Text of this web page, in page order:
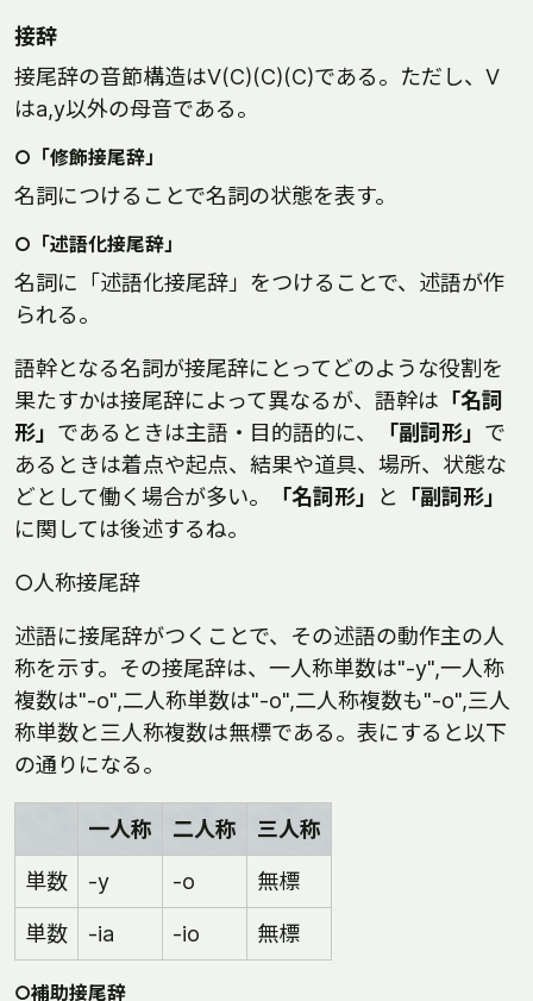
接辞
接尾辞の音節構造はV(C)(C)(C)である。ただし、V
はa,y以外の母音である。
○「修飾接尾辞」
名詞につけることで名詞の状態を表す。
○「述語化接尾辞」
名詞に「述語化接尾辞」をつけることで、述語が作
られる。
語幹となる名詞が接尾辞にとってどのような役割を
果たすかは接尾辞によって異なるが、語幹は 「名詞
形」 であるときは主語・目的語的に、 「副詞形」 で
あるときは着点や起点、結果や道具、場所、状態な
どとして働く場合が多い。
「名詞形」 と
「副詞形」
に関しては後述するね。
○人称接尾辞
述語に接尾辞がつくことで、その述語の動作主の人
称を示す。その接尾辞は、一人称単数は"-y",一人称
複数は"-o",二人称単数は"-o",二人称複数も"-o",三人
称単数と三人称複数は無標である。表にすると以下
の通りになる。
一人称 二人称 三人称
単数 -y -o 無標
単数 -ia -io 無標
○補助接尾辞